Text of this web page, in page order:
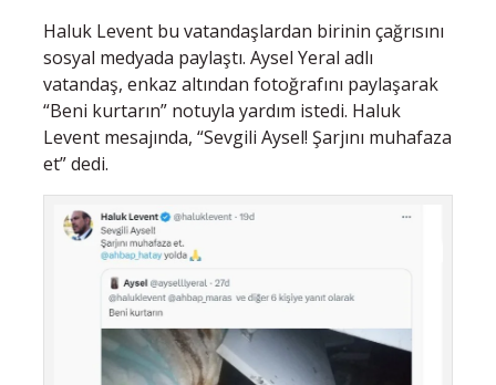
Haluk Levent bu vatandaşlardan birinin çağrısını
sosyal medyada paylaştı. Aysel Yeral adlı
vatandaş, enkaz altından fotoğrafını paylaşarak
“Beni kurtarın” notuyla yardım istedi. Haluk
Levent mesajında, “Sevgili Aysel! Şarjını muhafaza
et” dedi.